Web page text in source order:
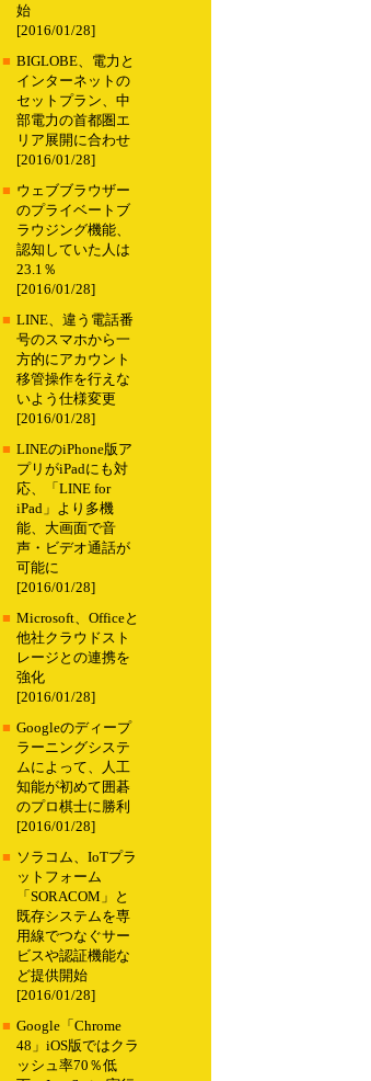
始
[2016/01/28]
■ BIGLOBE、電力と
インターネットの
セットプラン、中
部電力の首都圏エ
リア展開に合わせ
[2016/01/28]
■ ウェブブラウザー
のプライベートブ
ラウジング機能、
認知していた人は
23.1％
[2016/01/28]
■ LINE、違う電話番
号のスマホから一
方的にアカウント
移管操作を行えな
いよう仕様変更
[2016/01/28]
■ LINEのiPhone版ア
プリがiPadにも対
応、「LINE for
iPad」より多機
能、大画面で音
声・ビデオ通話が
可能に
[2016/01/28]
■ Microsoft、Officeと
他社クラウドスト
レージとの連携を
強化
[2016/01/28]
■ Googleのディープ
ラーニングシステ
ムによって、人工
知能が初めて囲碁
のプロ棋士に勝利
[2016/01/28]
■ ソラコム、IoTプラ
ットフォーム
「SORACOM」と
既存システムを専
用線でつなぐサー
ビスや認証機能な
ど提供開始
[2016/01/28]
■ Google「Chrome
48」iOS版ではクラ
ッシュ率70％低